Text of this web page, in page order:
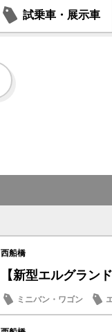
試乗車・展示車
西船橋
【新型エルグラン
ミニバン・ワゴン